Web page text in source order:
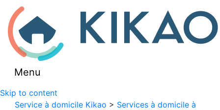
Menu
Skip to content
Service à domicile Kikao > Services à domicile à